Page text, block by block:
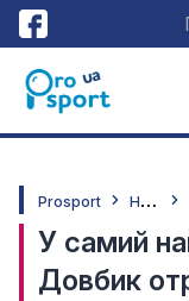
Prosport Н
овини
У самий
Довбик